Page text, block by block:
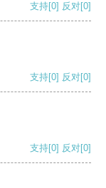
支持[0] 反对[0]
支持[0] 反对[0]
支持[0] 反对[0]